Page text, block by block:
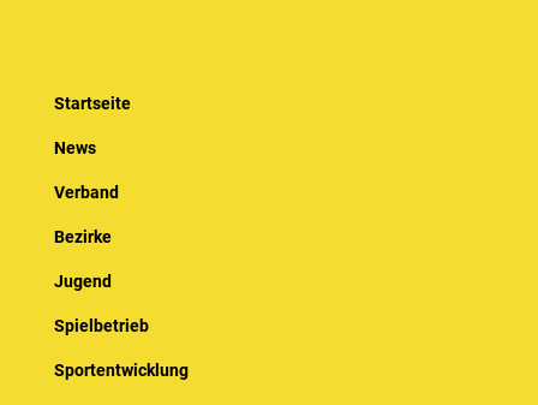
Startseite
News
Verband
Bezirke
Jugend
Spielbetrieb
Sportentwicklung